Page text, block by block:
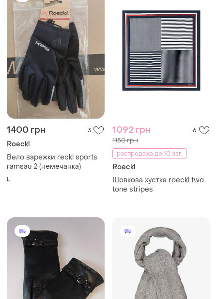
1400 грн 3
Roeckl
Вело варежки reckl sports
ramsau 2 (немечанка)
L
1092 грн 6
1150 грн
распродажа до 10 авг.
Roeckl
Шовкова хустка roeckl two
tone stripes